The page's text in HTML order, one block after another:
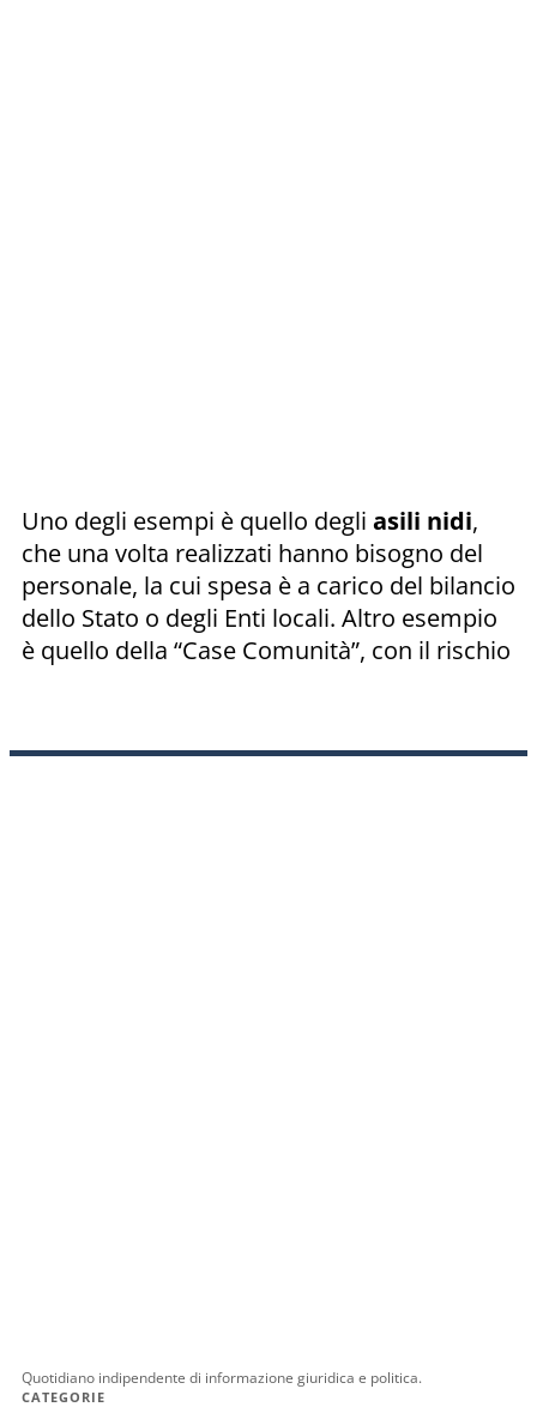
Uno degli esempi è quello degli asili nidi,
che una volta realizzati hanno bisogno del
personale, la cui spesa è a carico del bilancio
dello Stato o degli Enti locali. Altro esempio
è quello della “Case Comunità”, con il rischio
Quotidiano indipendente di informazione giuridica e politica.
CATEGORIE